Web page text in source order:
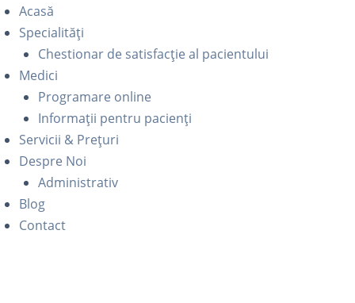
Acasă
Specialități
Chestionar de satisfacție al pacientului
Medici
Programare online
Informații pentru pacienți
Servicii & Prețuri
Despre Noi
Administrativ
Blog
Contact